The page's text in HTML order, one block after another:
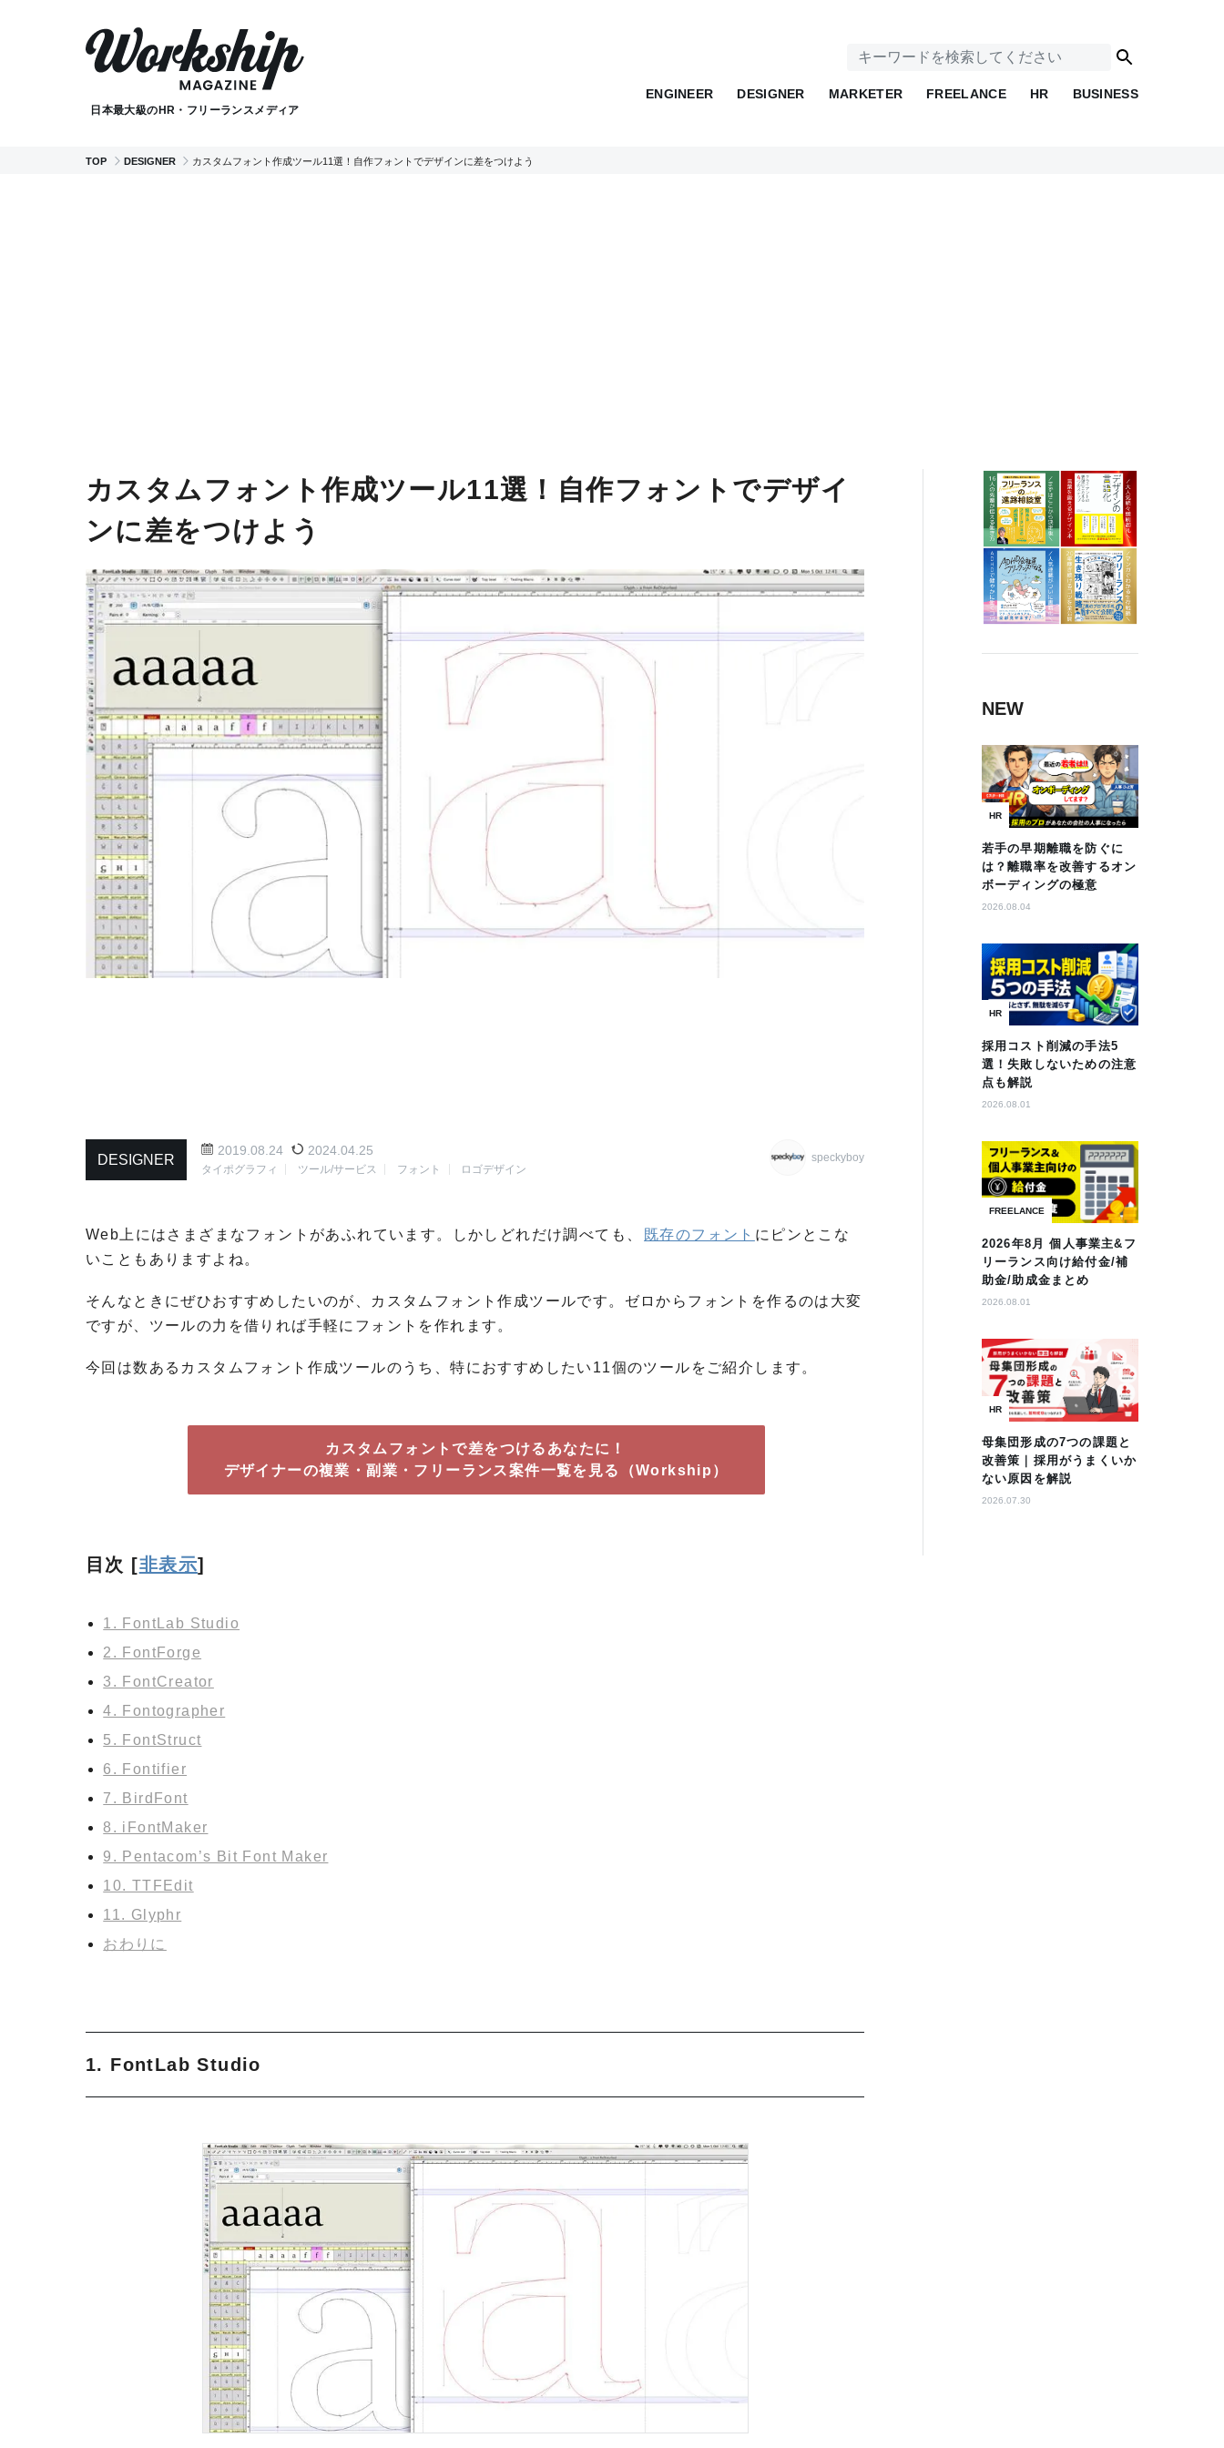
日本最大級のHR・フリーランスメディア
ENGINEER DESIGNER MARKETER FREELANCE HR BUSINESS
TOP DESIGNER カスタムフォント作成ツール11選！自作フォントでデザインに差をつけよう
カスタムフォント作成ツール11選！自作フォントでデザイ
ンに差をつけよう
DESIGNER speckyboy
2019.08.24 2024.04.25
タイポグラフィ ツール/サービス フォント ロゴデザイン
Web上にはさまざまなフォントがあふれています。しかしどれだけ調べても、 既存のフォント にピンとこな
いこともありますよね。
そんなときにぜひおすすめしたいのが、カスタムフォント作成ツールです。ゼロからフォントを作るのは大変
ですが、ツールの力を借りれば手軽にフォントを作れます。
今回は数あるカスタムフォント作成ツールのうち、特におすすめしたい11個のツールをご紹介します。
カスタムフォントで差をつけるあなたに！
デザイナーの複業・副業・フリーランス案件一覧を見る（Workship）
目次 [非表示]
1. FontLab Studio
2. FontForge
3. FontCreator
4. Fontographer
5. FontStruct
6. Fontifier
7. BirdFont
8. iFontMaker
9. Pentacom’s Bit Font Maker
10. TTFEdit
11. Glyphr
おわりに
1. FontLab Studio
NEW
HR
若手の早期離職を防ぐに
は？離職率を改善するオン
ボーディングの極意
2026.08.04
HR
採用コスト削減の手法5
選！失敗しないための注意
点も解説
2026.08.01
FREELANCE
2026年8月 個人事業主&フ
リーランス向け給付金/補
助金/助成金まとめ
2026.08.01
HR
母集団形成の7つの課題と
改善策｜採用がうまくいか
ない原因を解説
2026.07.30